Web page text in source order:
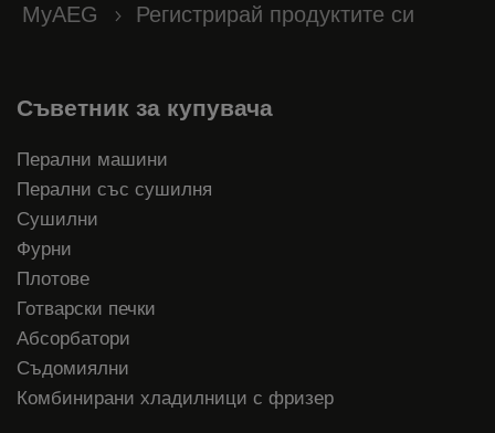
MyAEG Регистрирай продуктите си
Съветник за купувача
Перални машини
Перални със сушилня
Сушилни
Фурни
Плотове
Готварски печки
Абсорбатори
Съдомиялни
Комбинирани хладилници с фризер